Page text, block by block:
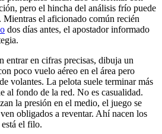
pero el hincha del análisis frío puede
Mientras el aficionado común recién
dos días antes, el apostador informado
entrar en cifras precisas, dibuja un
poco vuelo aéreo en el área pero
volantes. La pelota suele terminar más
al fondo de la red. No es casualidad.
la presión en el medio, el juego se
obligados a reventar. Ahí nacen los
el filo.